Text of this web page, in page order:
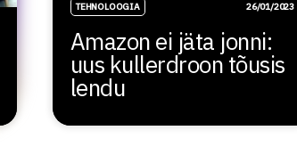
TEHNOLOOGIA 26/01/2023
Amazon ei jäta jonni:
uus kullerdroon tõusis
lendu